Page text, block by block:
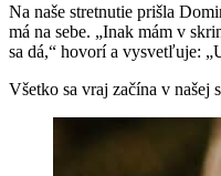
Na naše stretnutie prišla
má na sebe. „Inak mám v
sa dá,“ hovorí a vysvetľuje:
Všetko sa vraj začína v našej